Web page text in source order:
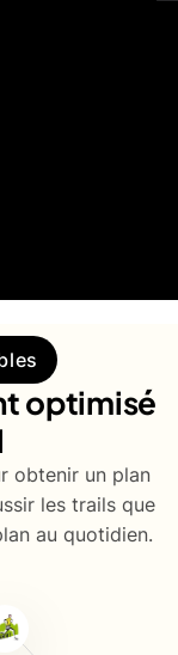
optimisé
obtenir un plan
les trails que
au quotidien.